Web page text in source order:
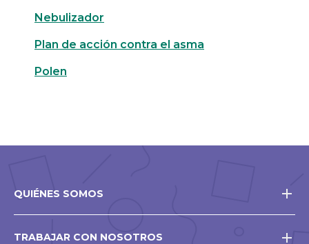
Nebulizador
Plan de acción contra el asma
Polen
QUIÉNES SOMOS
TRABAJAR CON NOSOTROS